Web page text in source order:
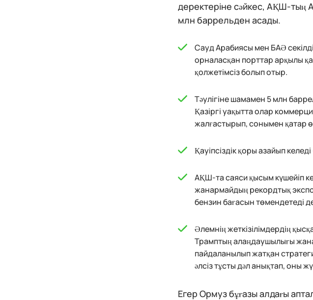
деректеріне сәйкес, АҚШ-тың
млн баррельден асады.
Сауд Арабиясы мен БАӘ
орналасқан порттар арқылы
қолжетімсіз болып отыр.
Тәулігіне шамамен 5 млн
Қазіргі уақытта олар
жалғастырып, сонымен қатар
Қауіпсіздік қоры азайып
АҚШ-та саяси қысым күшейіп
жанармайдың рекордтық
бензин бағасын төмендетеді
Әлемнің жеткізілімдердің
Трамптың алаңдаушылығы
пайдаланылып жатқан
әлсіз тұсты дәл анықтап, оны
Егер Ормуз бұғазы алдағы